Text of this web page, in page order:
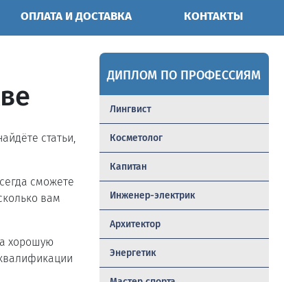
ОПЛАТА И ДОСТАВКА КОНТАКТЫ
статьи,
сможете
вам
хорошую
ДИПЛОМ ПО ПРОФЕССИЯМ
Лингвист
Косметолог
Капитан
Инженер-электрик
Архитектор
Энергетик